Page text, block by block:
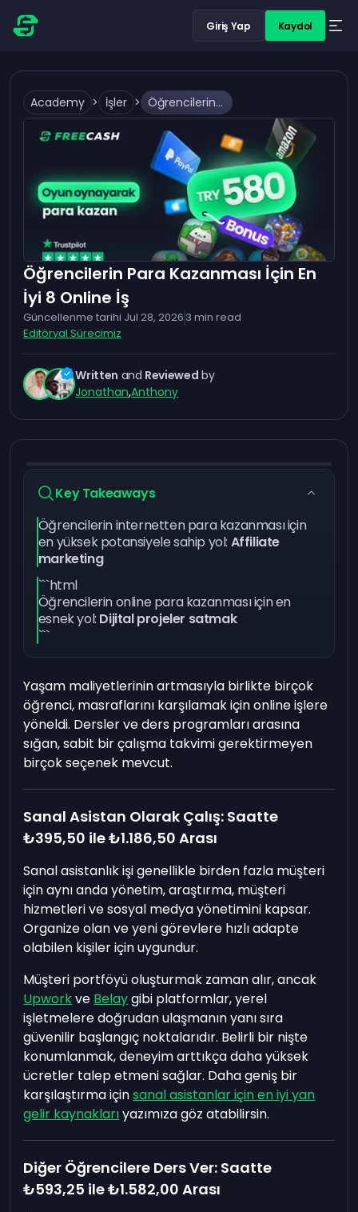
Giriş Yap Kaydol
Academy > İşler > Öğrencilerin Para Kazanması İçin En İyi 8 Online İş
Öğrencilerin Para Kazanması İçin En
İyi 8 Online İş
Güncellenme tarihi Jul 28, 2026 3 min read
Editöryal Sürecimiz
Written and Reviewed by
Jonathan,Anthony
Key Takeaways
Öğrencilerin internetten para kazanması için
en yüksek potansiyele sahip yol: Affiliate
marketing
```html
Öğrencilerin online para kazanması için en
esnek yol: Dijital projeler satmak
```
Yaşam maliyetlerinin artmasıyla birlikte birçok
öğrenci, masraflarını karşılamak için online işlere
yöneldi. Dersler ve ders programları arasına
sığan, sabit bir çalışma takvimi gerektirmeyen
birçok seçenek mevcut.
Sanal Asistan Olarak Çalış: Saatte
₺395,50 ile₺1.186,50 Arası
Sanal asistanlık işi genellikle birden fazla müşteri
için aynı anda yönetim, araştırma, müşteri
hizmetleri ve sosyal medya yönetimini kapsar.
Organize olan ve yeni görevlere hızlı adapte
olabilen kişiler için uygundur.
Müşteri portföyü oluşturmak zaman alır, ancak
Upworkve Belaygibi platformlar, yerel
işletmelere doğrudan ulaşmanın yanı sıra
güvenilir başlangıç noktalarıdır. Belirli bir nişte
konumlanmak, deneyim arttıkça daha yüksek
ücretler talep etmeni sağlar. Daha geniş bir
karşılaştırma içinsanal asistanlar için en iyi yan
gelir kaynaklarıyazımıza göz atabilirsin.
Diğer Öğrencilere Ders Ver: Saatte
₺593,25 ile₺1.582,00 Arası